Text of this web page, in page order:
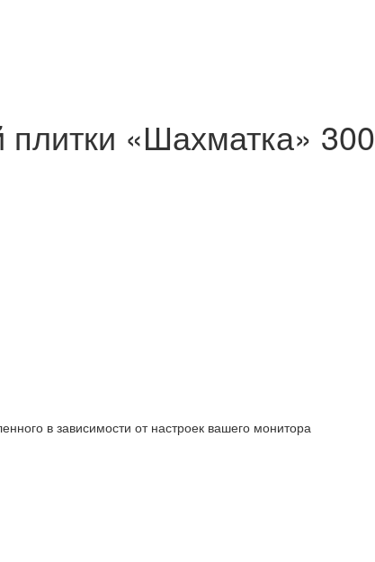
«Шахматка»
в зависимости от настроек вашего монитора